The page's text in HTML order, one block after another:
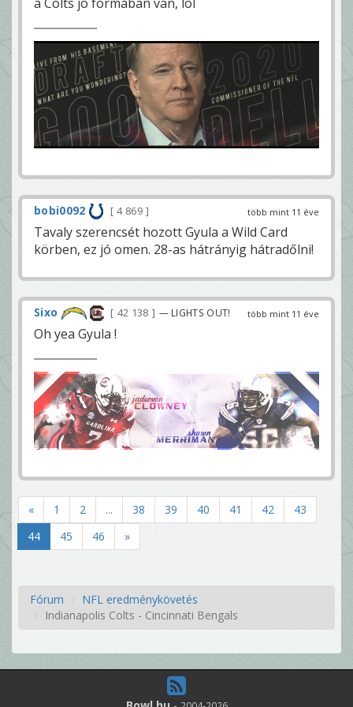
több mint 11 éve
bobi0092 4 869
Tavaly szerencsét hozott Gyula a Wild Card
körben, ez jó omen. 28-as hátrányig hátradőlni!
több mint 11 éve
Sixo 42 138 — LIGHTS OUT!
Oh yea Gyula !
« 1 2 ... 38 39 40 41 42
43
44
45 46 »
Fórum
NFL eredménykövetés
Indianapolis Colts - Cincinnati Bengals